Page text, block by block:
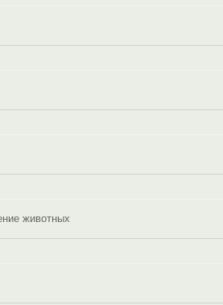
животных